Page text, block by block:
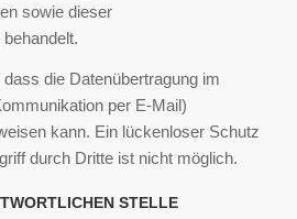
sowie dieser
die Datenübertragung im
per E-Mail)
kann. Ein lückenloser Schutz
durch Dritte ist nicht möglich.
STELLE